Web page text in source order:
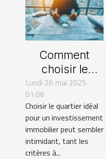
Comment
choisir le
meilleur
quartier pour
votre prochain
investissement
immobilier
Lundi 26 mai 2025
01:06
Choisir le quartier idéal
pour un investissement
immobilier peut sembler
intimidant, tant les
critères à...